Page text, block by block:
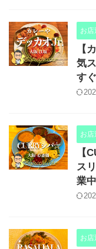
お店
【
気
す
お店
【
ス
業中
お店